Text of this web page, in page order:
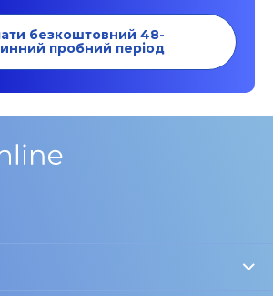
безкоштовний 48-
пробний період